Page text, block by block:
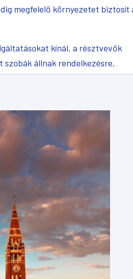
megfelelő környezetet biztosít
kínál, a résztvevők
szobák állnak rendelkezésre.